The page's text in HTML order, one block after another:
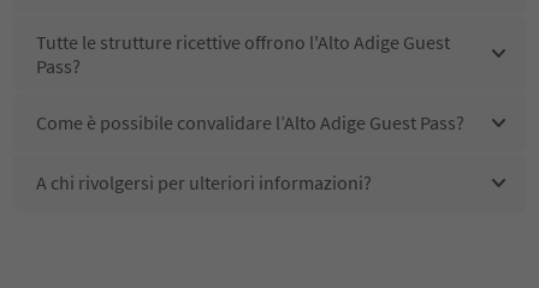
Tutte le strutture ricettive offrono l'Alto Adige Guest
Pass?
Come è possibile convalidare l’Alto Adige Guest Pass?
A chi rivolgersi per ulteriori informazioni?